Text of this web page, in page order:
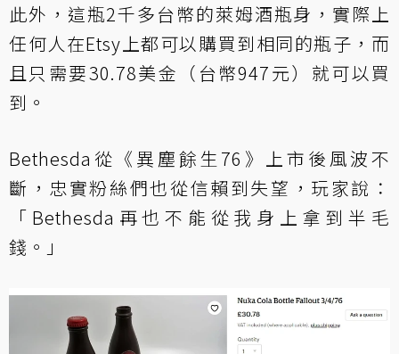
此外，這瓶2千多台幣的萊姆酒瓶身，實際上
任何人在Etsy上都可以購買到相同的瓶子，而
且只需要30.78美金（台幣947元）就可以買
到。
Bethesda從《異塵餘生76》上市後風波不
斷，忠實粉絲們也從信賴到失望，玩家說：
「Bethesda再也不能從我身上拿到半毛
錢。」